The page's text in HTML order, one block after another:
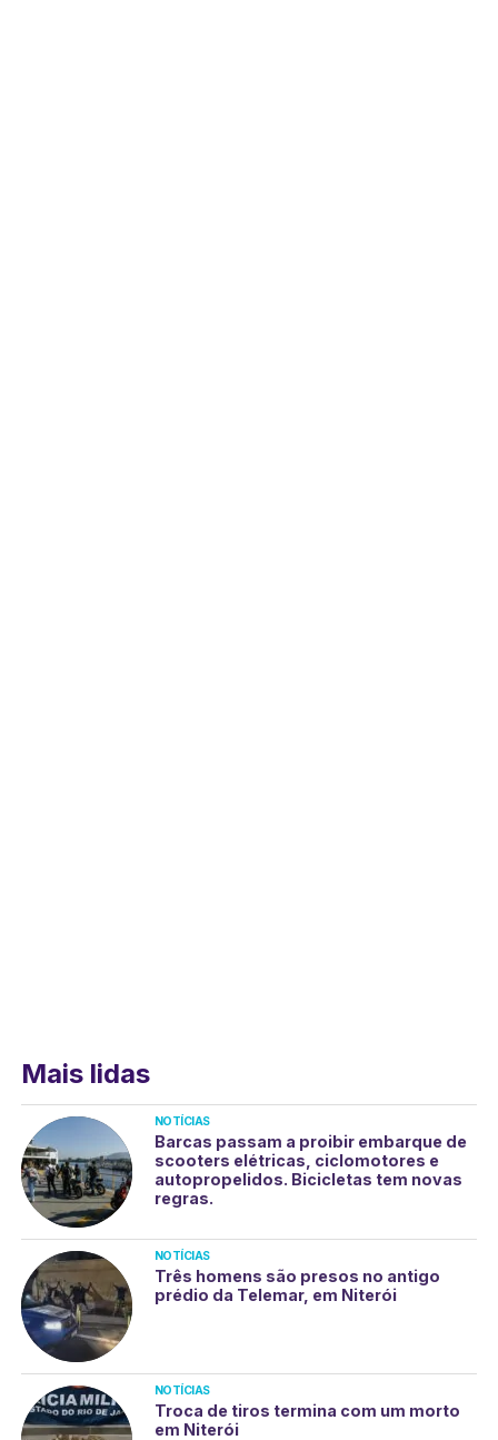
Mais lidas
NOTÍCIAS
Barcas passam a proibir embarque de
scooters elétricas, ciclomotores e
autopropelidos. Bicicletas tem novas
regras.
NOTÍCIAS
Três homens são presos no antigo
prédio da Telemar, em Niterói
NOTÍCIAS
Troca de tiros termina com um morto
em Niterói